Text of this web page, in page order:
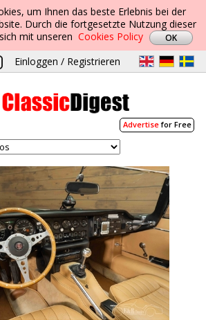
um Ihnen das beste Erlebnis bei der
Durch die fortgesetzte Nutzung dieser
mit unseren Cookies Policy
Einloggen / Registrieren
Advertisefor Free